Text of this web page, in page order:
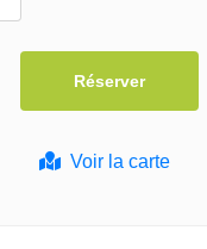
Voir la carte